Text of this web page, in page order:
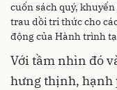
cuốn sách quý,
trau dồi tri thức cho
động của Hành trình
Với tầm nhìn đó
hưng thịnh, hạnh